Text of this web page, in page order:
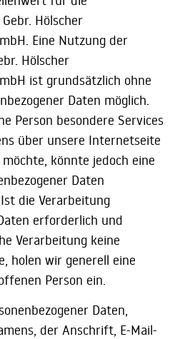
Hölscher
Eine Nutzung der
Hölscher
ist grundsätzlich ohne
Daten möglich.
Person besondere Services
über unsere Internetseite
könnte jedoch eine
Daten
die Verarbeitung
erforderlich und
Verarbeitung keine
holen wir generell eine
Person ein.
Daten,
der Anschrift, E-Mail-